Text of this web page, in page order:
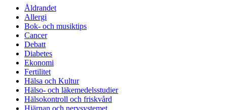
Åldrandet
Allergi
Bok- och musiktips
Cancer
Debatt
Diabetes
Ekonomi
Fertilitet
Hälsa och Kultur
Hälso- och läkemedelsstudier
Hälsokontroll och friskvård
Hjärnan och nervsystemet